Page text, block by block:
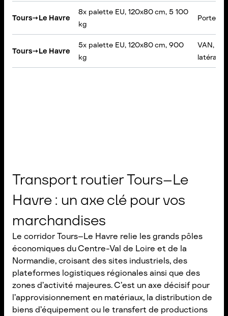
Tours→Le Havre
8x palette EU, 120x80 cm, 5 100
kg
Porteur,
Tours→Le Havre
5x palette EU, 120x80 cm, 900
kg
VAN,
latéral
Transport routier Tours–Le
Havre : un axe clé pour vos
marchandises
Le corridor Tours–Le Havre relie les grands pôles
économiques du Centre-Val de Loire et de la
Normandie, croisant des sites industriels, des
plateformes logistiques régionales ainsi que des
zones d’activité majeures. C’est un axe décisif pour
l’approvisionnement en matériaux, la distribution de
biens d’équipement ou le transfert de productions